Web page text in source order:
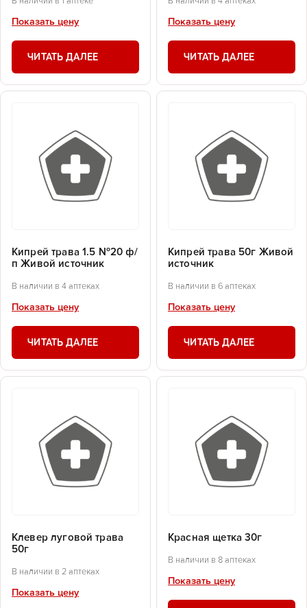
Показать цену
ЧИТАТЬ ДАЛЕЕ
Показать цену
ЧИТАТЬ ДАЛЕЕ
Кипрей трава 1.5 №20 ф/
п Живой источник
В наличии в 4 аптеках
Показать цену
ЧИТАТЬ ДАЛЕЕ
Кипрей трава 50г Живой
источник
В наличии в 6 аптеках
Показать цену
ЧИТАТЬ ДАЛЕЕ
Клевер луговой трава
50г
В наличии в 2 аптеках
Показать цену
Красная щетка 30г
В наличии в 8 аптеках
Показать цену